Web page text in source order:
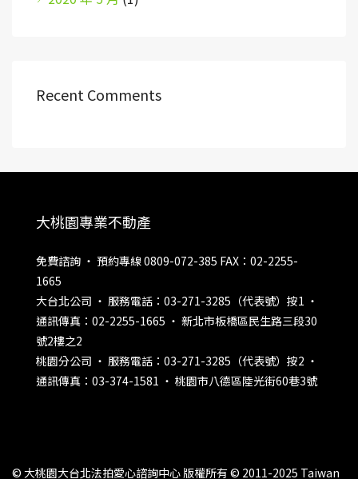
Recent Comments
大桃園專業不動產
免費諮詢 ‧ 預約專線 0809-072-385 FAX：02-2255-
1665
大台北公司 ‧ 服務電話：03-271-3285（代表號）按1 ‧
通訊傳真：02-2255-1665 ‧ 新北市板橋區民生路三段30
號2樓之2
桃園分公司 ‧ 服務電話：03-271-3285（代表號）按2 ‧
通訊傳真：03-374-1581 ‧ 桃園市八德區陸光街60巷3號
© 大桃園大台北法拍愛心諮詢中心 版權所有 © 2011-2025 Taiwan